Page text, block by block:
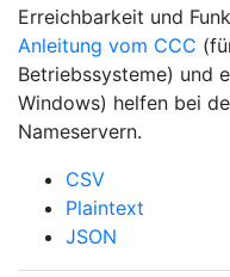
Erreichbarkeit und
Anleitung vom CCC
Betriebssysteme) und
Windows) helfen bei
Nameservern.
CSV
Plaintext
JSON